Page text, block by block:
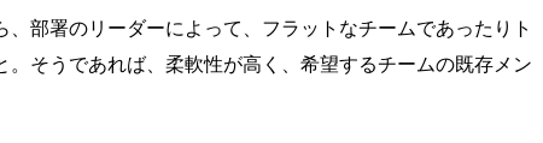
部署のリーダーによって、フラットなチームであったりト
そうであれば、柔軟性が高く、希望するチームの既存メン